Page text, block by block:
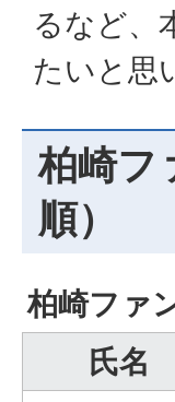
るなど、
たいと思
柏崎フ
順）
柏崎ファ
氏名